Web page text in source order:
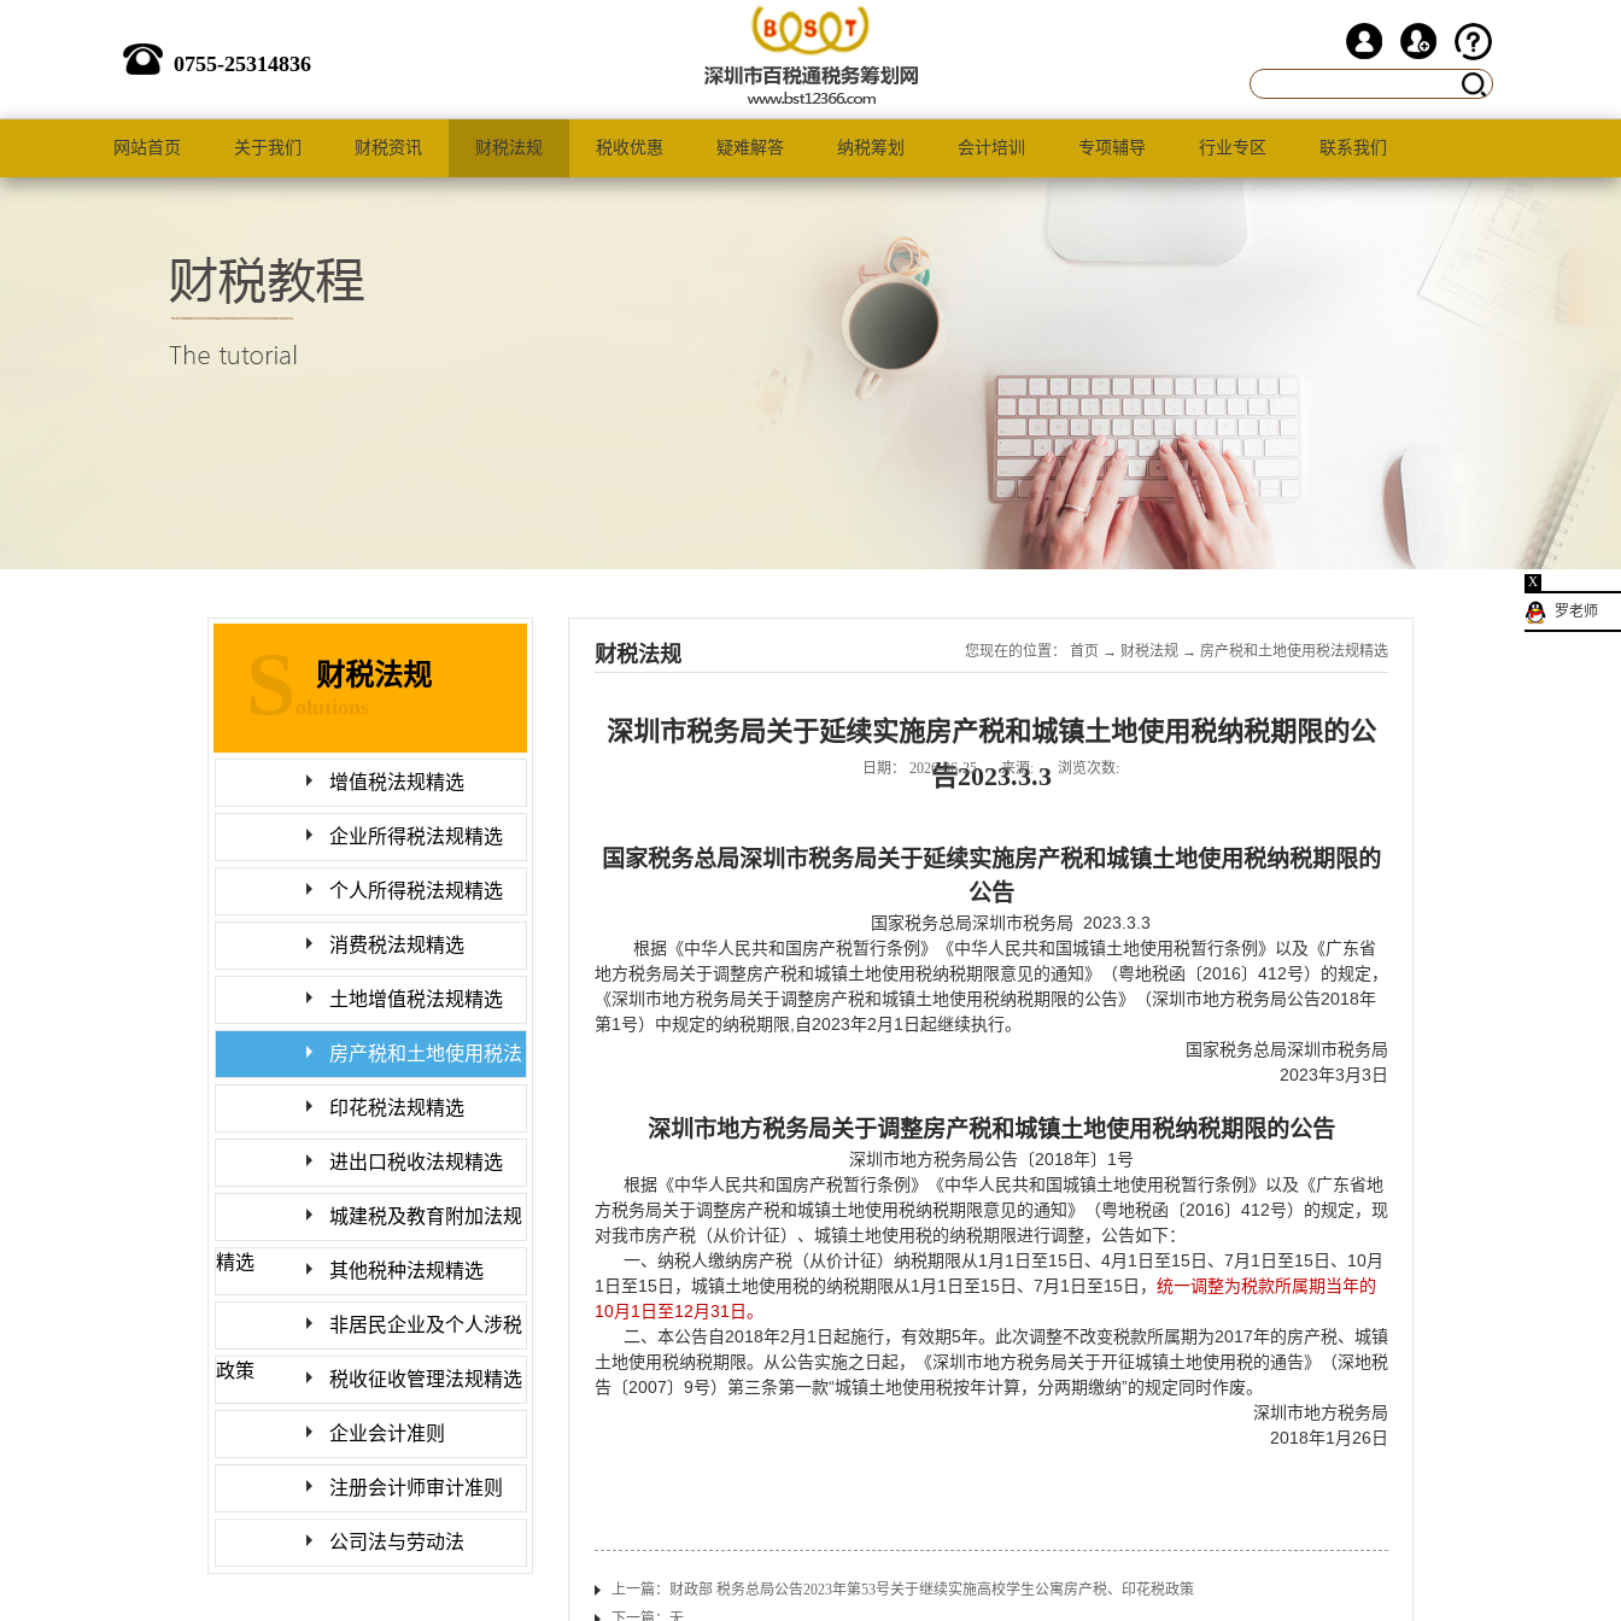
0755-25314836
网站首页 关于我们 财税资讯 财税法规 税收优惠 疑难解答 纳税筹划 会计培训 专项辅导 行业专区 联系我们
财税法规
S olutions
增值税法规精选
企业所得税法规精选
个人所得税法规精选
消费税法规精选
土地增值税法规精选
房产税和土地使用税法
印花税法规精选
进出口税收法规精选
城建税及教育附加法规
精选 其他税种法规精选
非居民企业及个人涉税
政策 税收征收管理法规精选
企业会计准则
注册会计师审计准则
公司法与劳动法
财税法规 您现在的位置： 首页 → 财税法规 → 房产税和土地使用税法规精选
深圳市税务局关于延续实施房产税和城镇土地使用税纳税期限的公
告2023.3.3
日期： 2026-06-25 来源: 浏览次数:
国家税务总局深圳市税务局关于延续实施房产税和城镇土地使用税纳税期限的
公告
国家税务总局深圳市税务局 2023.3.3
根据《中华人民共和国房产税暂行条例》《中华人民共和国城镇土地使用税暂行条例》以及《广东省
地方税务局关于调整房产税和城镇土地使用税纳税期限意见的通知》（粤地税函〔2016 〕 412号）的规定，
《深圳市地方税务局关于调整房产税和城镇土地使用税纳税期限的公告》（深圳市地方税务局公告2018年
第1 号）中规定的纳税期限 自 2023年2月 1 日起继续执行。
国家税务总局深圳市税务局
2023年3月 3 日
深圳市地方税务局关于调整房产税和城镇土地使用税纳税期限的公告
深圳市地方税务局公告〔2018年〕 1 号
根据《中华人民共和国房产税暂行条例》《中华人民共和国城镇土地使用税暂行条例》以及《广东省地
方税务局关于调整房产税和城镇土地使用税纳税期限意见的通知》（粤地税函〔2016 〕 412号）的规定，现
对我市房产税（从价计征）、城镇土地使用税的纳税期限进行调整，公告如下：
一、纳税人缴纳房产税（从价计征）纳税期限从1 月 1 日至15日、 4月 1 日至15日、 7月 1 日至15日、 10月
1 日至15日，城镇土地使用税的纳税期限从1 月 1 日至15日、 7月 1 日至15日， 统一调整为税款所属期当年的
10月 1日至12月 31日。
二、本公告自 2018年2月 1 日起施行，有效期5年。此次调整不改变税款所属期为2017年的房产税、城镇
土地使用税纳税期限。从公告实施之日起，《深圳市地方税务局关于开征城镇土地使用税的通告》（深地税
告〔2007 〕 9号）第三条第一款“城镇土地使用税按年计算，分两期缴纳”的规定同时作废。
深圳市地方税务局
2018年1 月 26 日
上一篇：
财政部 税务总局公告2023年第53号关于继续实施高校学生公寓房产税、印花税政策
X
罗老师